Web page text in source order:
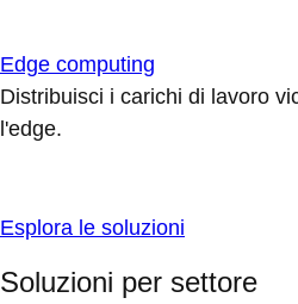
Edge computing
Distribuisci i carichi di lavoro
l'edge.
Esplora le soluzioni
Soluzioni per settore